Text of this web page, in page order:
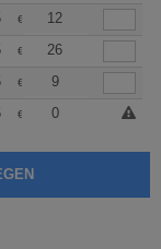
€ 20.70
12
€ 20.70
26
€ 20.70
9
€ 20.70
0